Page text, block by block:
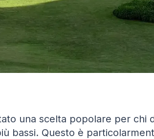
una scelta popolare per chi
bassi. Questo è